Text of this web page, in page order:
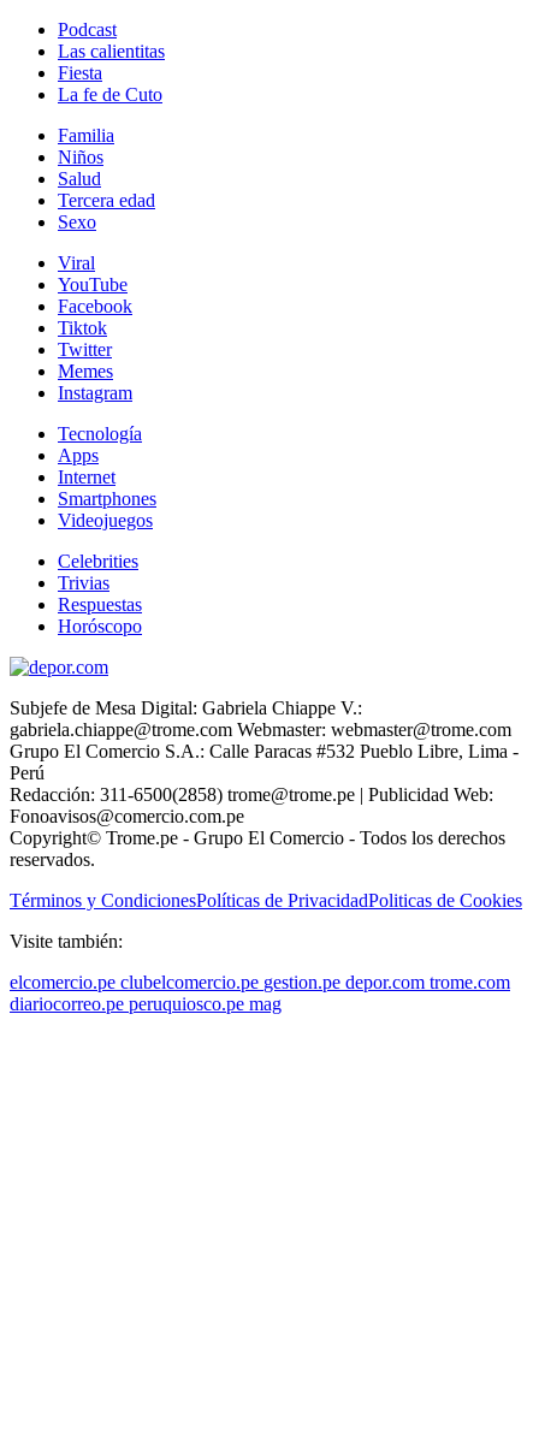
Podcast
Las calientitas
Fiesta
La fe de Cuto
Familia
Niños
Salud
Tercera edad
Sexo
Viral
YouTube
Facebook
Tiktok
Twitter
Memes
Instagram
Tecnología
Apps
Internet
Smartphones
Videojuegos
Celebrities
Trivias
Respuestas
Horóscopo
Subjefe de Mesa Digital: Gabriela Chiappe V.:
gabriela.chiappe@trome.com Webmaster: webmaster@trome.com
Grupo El Comercio S.A.: Calle Paracas #532 Pueblo Libre, Lima -
Perú
Redacción: 311-6500(2858) trome@trome.pe | Publicidad Web:
Fonoavisos@comercio.com.pe
Copyright© Trome.pe - Grupo El Comercio - Todos los derechos
reservados.
Términos y CondicionesPolíticas de PrivacidadPoliticas de Cookies
Visite también:
elcomercio.pe clubelcomercio.pe gestion.pe depor.com trome.com
diariocorreo.pe peruquiosco.pe mag